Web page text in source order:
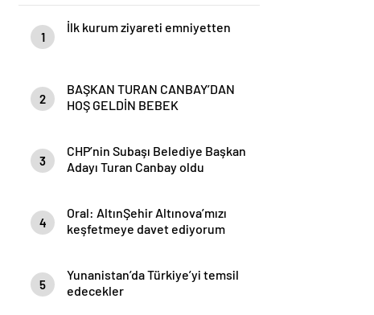
1
İlk kurum ziyareti emniyetten
2
BAŞKAN TURAN CANBAY’DAN
HOŞ GELDİN BEBEK
3
CHP’nin Subaşı Belediye Başkan
Adayı Turan Canbay oldu
4
Oral: AltınŞehir Altınova’mızı
keşfetmeye davet ediyorum
5
Yunanistan’da Türkiye’yi temsil
edecekler